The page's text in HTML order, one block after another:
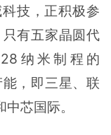
技，正积极参
有五家晶圆代
纳米制程的
，即三星、联
芯国际。